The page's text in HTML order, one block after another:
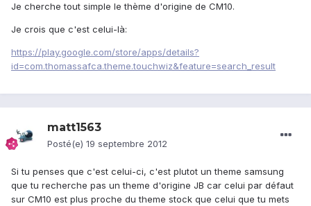
Je cherche tout simple le thème d'origine de CM10.
Je crois que c'est celui-là:
https://play.google.com/store/apps/details?
id=com.thomassafca.theme.touchwiz&feature=search_result
matt1563
Posté(e) 19 septembre 2012
Si tu penses que c'est celui-ci, c'est plutot un theme samsung
que tu recherche pas un theme d'origine JB car celui par défaut
sur CM10 est plus proche du theme stock que celui que tu mets